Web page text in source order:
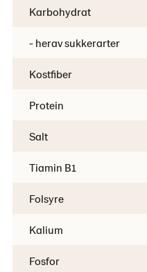
Karbohydrat
- herav sukkerarter
Kostfiber
Protein
Salt
Tiamin B1
Folsyre
Kalium
Fosfor